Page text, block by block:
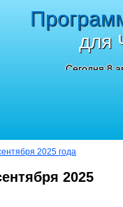
для
Сегодня 8
2025 года
2025